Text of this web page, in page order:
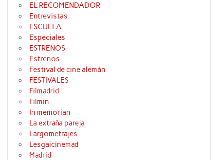
EL RECOMENDADOR
Entrevistas
ESCUELA
Especiales
ESTRENOS
Estrenos
Festival de cine alemán
FESTIVALES
Filmadrid
Filmin
In memorian
La extraña pareja
Largometrajes
Lesgaicinemad
Madrid